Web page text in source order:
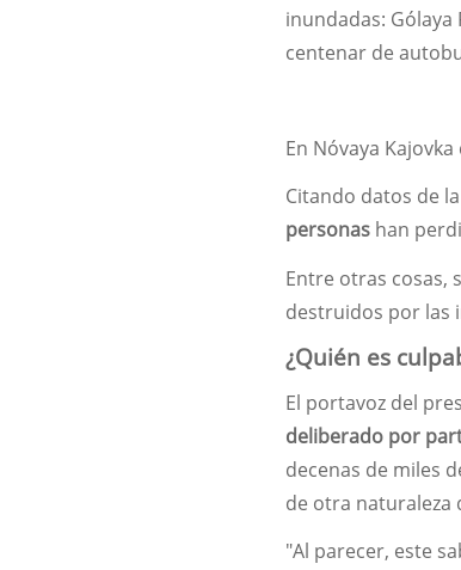
inundadas: Gólaya
centenar de
En Nóvaya Kajovka
Citando datos de
personas han
Entre otras cosas,
destruidos por las
¿Quién es
El portavoz del
deliberado por
decenas de miles
de otra naturaleza
"Al parecer, este